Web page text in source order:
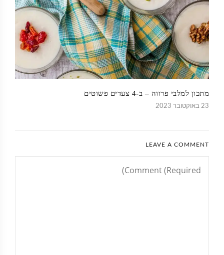
מתכון למלבי פרווה – ב-4 צעדים פשוטים
23 באוקטובר 2023
LEAVE A COMMENT